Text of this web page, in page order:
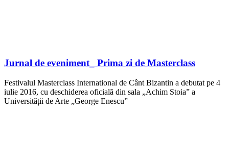
Jurnal de eveniment_ Prima zi de Masterclass
Festivalul Masterclass International de Cânt Bizantin a debutat pe 4
iulie 2016, cu deschiderea oficială din sala „Achim Stoia” a
Universității de Arte „George Enescu”